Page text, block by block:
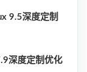
9.5深度定制
深度定制优化